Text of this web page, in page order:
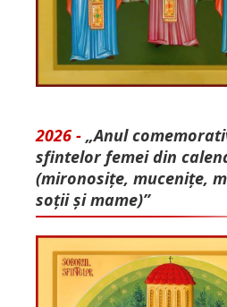
2026 - „Anul
sfintelor femei din
(mironosițe, mu­cenițe,
soții și mame)”